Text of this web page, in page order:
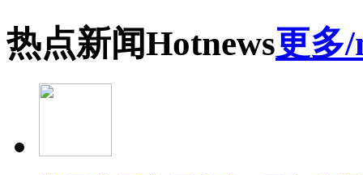
热点新闻Hotnews更多